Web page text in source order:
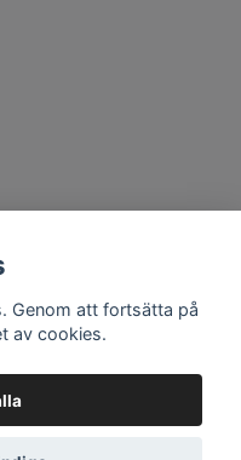
Genom att fortsätta på
av cookies.